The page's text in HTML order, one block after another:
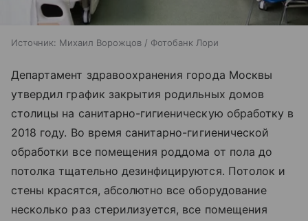
Источник: Михаил Ворожцов / Фотобанк Лори
Департамент здравоохранения города Москвы
утвердил график закрытия родильных домов
столицы на санитарно-гигиеническую обработку в
2018 году. Во время санитарно-гигиенической
обработки все помещения роддома от пола до
потолка тщательно дезинфицируются. Потолок и
стены красятся, абсолютно все оборудование
несколько раз стерилизуется, все помещения